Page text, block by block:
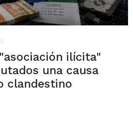
ilícita"
una causa
clandestino